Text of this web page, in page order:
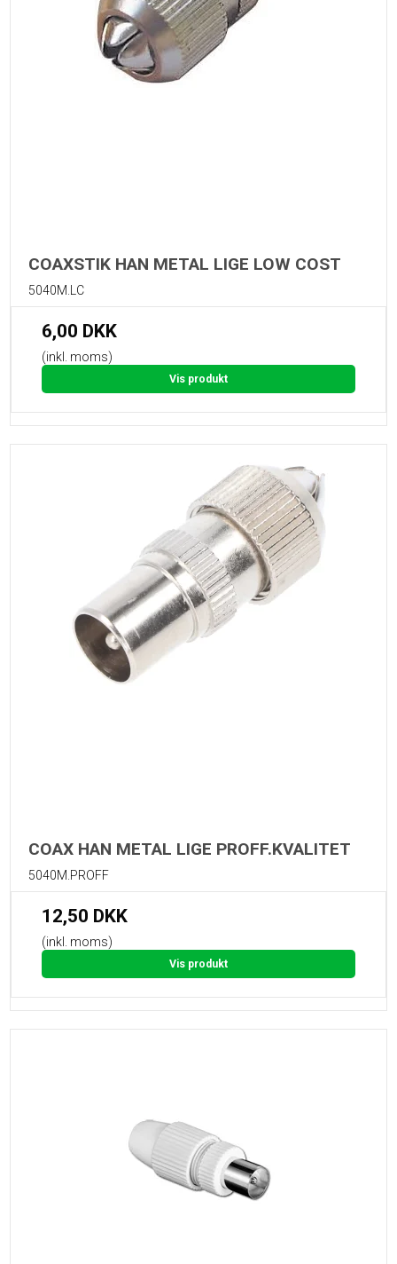
COAXSTIK HAN METAL LIGE LOW COST
5040M.LC
6,00 DKK
(inkl. moms)
Vis produkt
COAX HAN METAL LIGE PROFF.KVALITET
5040M.PROFF
12,50 DKK
(inkl. moms)
Vis produkt